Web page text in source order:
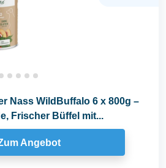
Nass WildBuffalo 6 x 800g –
Frischer Büffel mit...
Angebot